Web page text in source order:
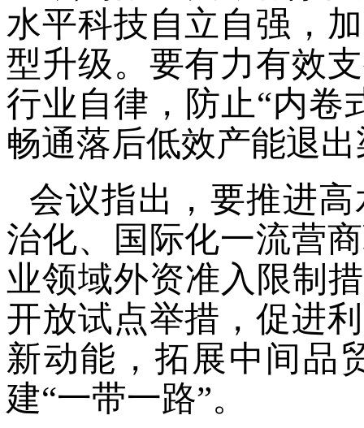
水平科技自立自强，
型升级。要有力有效
行业自律，防止“内卷
畅通落后低效产能退
会议指出，要推进
治化、国际化一流营
业领域外资准入限制
开放试点举措，促进
新动能，拓展中间品
建“一带一路”。